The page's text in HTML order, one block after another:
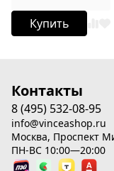
Купить
Контакты
8 (495) 532-08-95
info@vinceashop.ru
Москва, Проспект
ПН-ВС 10:00—20:00